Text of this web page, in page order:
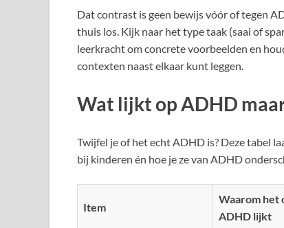
Dat contrast is geen bewijs vóór of tegen
thuis los. Kijk naar het type taak (saai of
leerkracht om concrete voorbeelden en
contexten naast elkaar kunt leggen.
Wat lijkt op ADHD
Twijfel je of het echt ADHD is? Deze tabel
bij kinderen én hoe je ze van ADHD
Item
Waarom het
ADHD lijkt